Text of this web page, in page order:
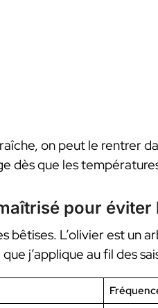
on peut le rentrer
dès que les
pour
bêtises. L’olivier est un
j’applique au fil des